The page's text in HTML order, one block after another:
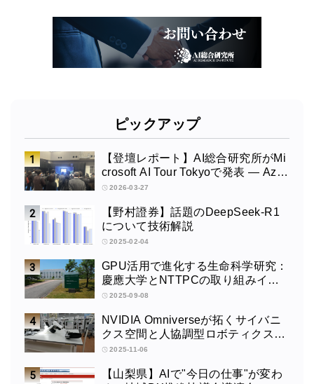
ピックアップ
【登壇レポート】AI総合研究所がMi
crosoft AI Tour Tokyoで発表 ― Azur
e OpenAI × Fabric × TeamsによるAI
2026-03-27
【野村證券】話題のDeepSeek-R1
について技術解説
2025-02-04
GPU活用で進化する生命科学研究：
慶應大学とNTTPCの取り組みイン
タビュー
2025-09-08
NVIDIA Omniverseが拓くサイバニ
クス空間と人協調型ロボティクスの
未来：筑波大学サイバニクス研究セ
2025-11-06
【山梨県】AIで"今日の仕事"が変わ